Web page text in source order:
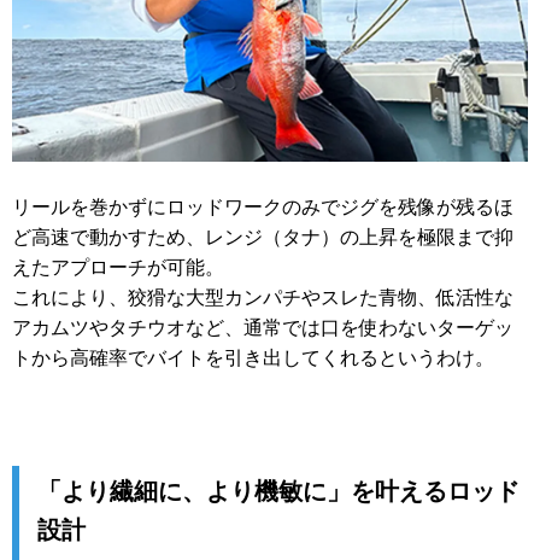
リールを巻かずにロッドワークのみでジグを残像が残るほ
ど高速で動かすため、レンジ（タナ）の上昇を極限まで抑
えたアプローチが可能。
これにより、狡猾な大型カンパチやスレた青物、低活性な
アカムツやタチウオなど、通常では口を使わないターゲッ
トから高確率でバイトを引き出してくれるというわけ。
「より繊細に、より機敏に」を叶えるロッド
設計